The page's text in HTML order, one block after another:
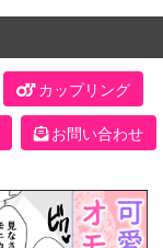
カップリング
お問い合わせ